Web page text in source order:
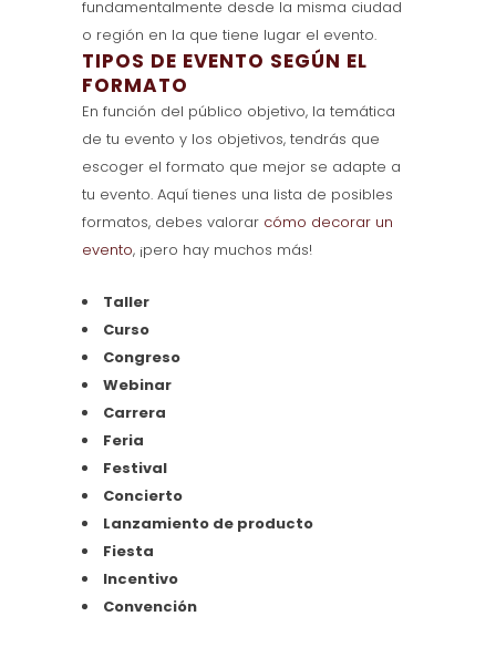
fundamentalmente desde la misma ciudad
o región en la que tiene lugar el evento.
TIPOS DE EVENTO SEGÚN EL
FORMATO
En función del público objetivo, la temática
de tu evento y los objetivos, tendrás que
escoger el formato que mejor se adapte a
tu evento. Aquí tienes una lista de posibles
formatos, debes valorar cómo decorar un
evento, ¡pero hay muchos más!
Taller
Curso
Congreso
Webinar
Carrera
Feria
Festival
Concierto
Lanzamiento de producto
Fiesta
Incentivo
Convención